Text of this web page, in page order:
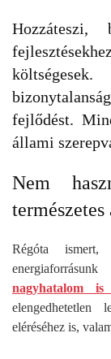
fejlődést.
állami
Nem
Régóta
nagyhatalom is
elengedhetetlen
eléréséhez is,